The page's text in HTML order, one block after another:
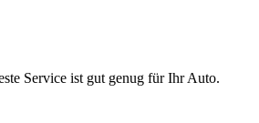
Service ist gut genug für Ihr Auto.